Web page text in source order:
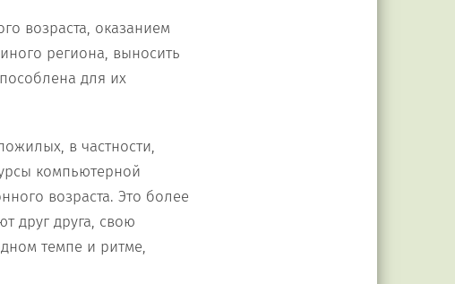
возраста, оказанием
региона, выносить
для их
в частности,
компьютерной
возраста. Это более
друг друга, свою
темпе и ритме,